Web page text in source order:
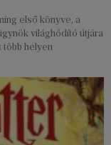
első könyve, a
világhódító útjára
több helyen